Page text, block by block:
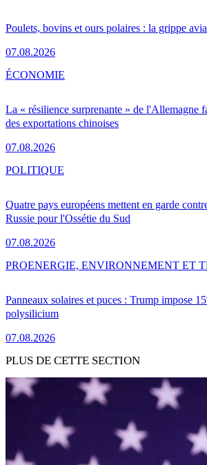
Poulets, bovins et ours polaires : la grippe
07.08.2026
La « résilience surprenante » de l'Allemagne
des exportations chinoises
07.08.2026
ÉCONOMIE
Quatre pays européens mettent en garde
Russie pour l'Ossétie du Sud
07.08.2026
POLITIQUE
Panneaux solaires et puces : Trump impose
polysilicium
07.08.2026
PROENERGIE, ENVIRONNEMENT ET
PLUS DE CETTE SECTION